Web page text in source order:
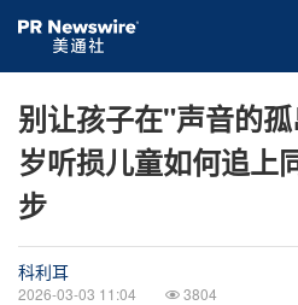
别让孩子在"声音的
岁听损儿童如何追上
步
科利耳
2026-03-03 11:04 3804